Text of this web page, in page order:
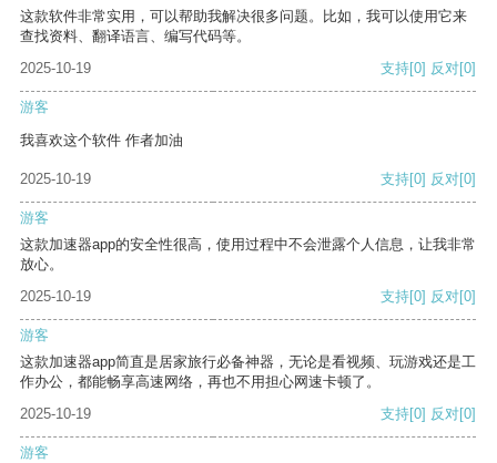
这款软件非常实用，可以帮助我解决很多问题。比如，我可以使用它来
查找资料、翻译语言、编写代码等。
2025-10-19
支持[0] 反对[0]
游客
我喜欢这个软件 作者加油
2025-10-19 支持[0] 反对[0]
游客
这款加速器app的安全性很高，使用过程中不会泄露个人信息，让我非常
放心。
2025-10-19
支持[0] 反对[0]
游客
这款加速器app简直是居家旅行必备神器，无论是看视频、玩游戏还是工
作办公，都能畅享高速网络，再也不用担心网速卡顿了。
2025-10-19
支持[0] 反对[0]
游客